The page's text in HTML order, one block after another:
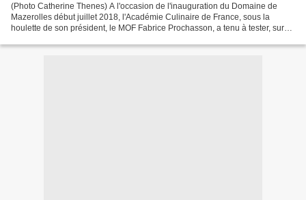
(Photo Catherine Thenes) A l'occasion de l'inauguration du Domaine de
Mazerolles début juillet 2018, l'Académie Culinaire de France, sous la
houlette de son président, le MOF Fabrice Prochasson, a tenu à tester, sur